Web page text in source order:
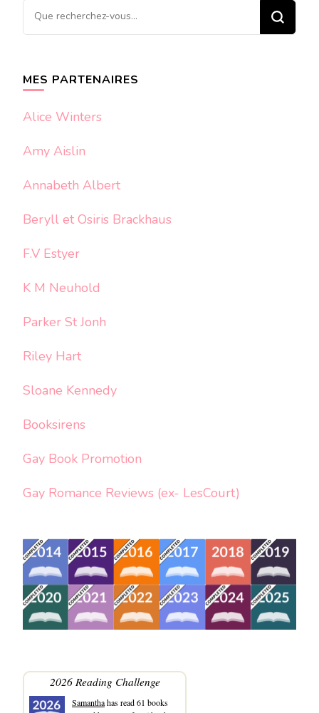
Vous
recherchiez
MES PARTENAIRES
Alice Winters
Amy Aislin
Annabeth Albert
Beryll et Osiris Brackhaus
F.V Estyer
K M Neuhold
Parker St Jonh
Riley Hart
Sloane Kennedy
Booksirens
Gay Book Promotion
Gay Romance Reviews (ex- LesCourt)
2026 Reading Challenge
Samanthahas read 61 books